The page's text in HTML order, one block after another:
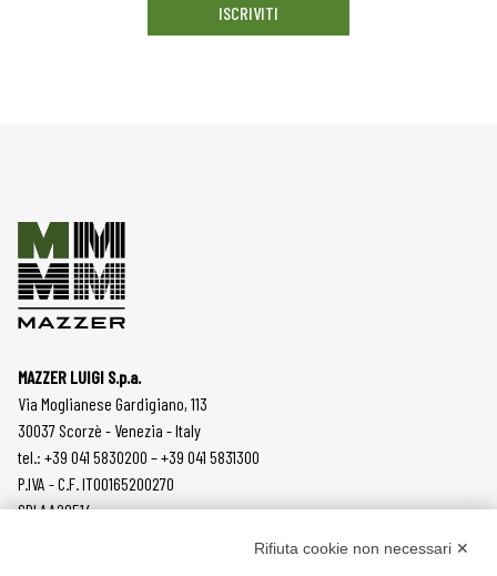
ISCRIVITI
MAZZER LUIGI S.p.a.
Via Moglianese Gardigiano, 113
30037 Scorzè - Venezia - Italy
tel.: +39 041 5830200 – +39 041 5831300
P.IVA - C.F. IT00165200270
SDI AA2O514
Rifiuta cookie non necessari ✕